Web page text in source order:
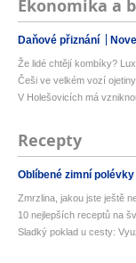
Ekonomika a
Daňové přiznání
Že lidé chtějí kombíky?
Češi ve velkém vozí
V Holešovicích má
Recepty
Oblíbené zimní polévky
Zmrzlina, jakou jste ještě
10 nejlepších receptů na
Sladký poklad u cesty: